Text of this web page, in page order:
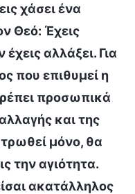
χάσει ένα
Θεό: Έχεις
αλλάξει. Για
που επιθυμεί η
προσωπικά
και της
μόνο, θα
την αγιότητα.
ακατάλληλος